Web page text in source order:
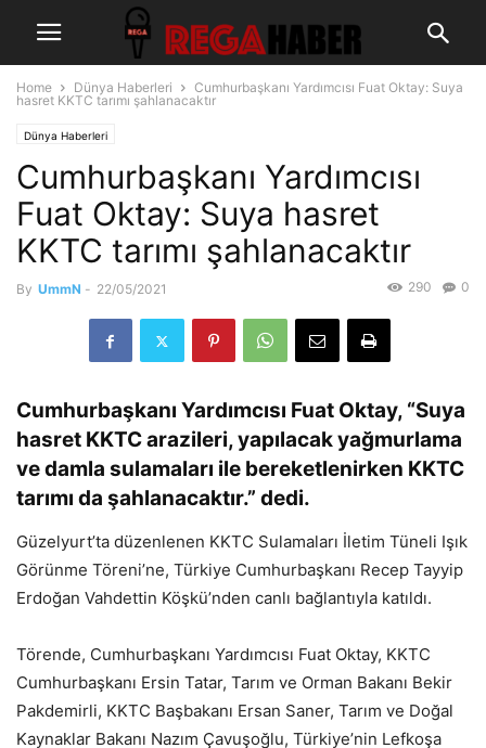
Home Dünya Haberleri
Cumhurbaşkanı Yardımcısı Fuat Oktay: Suya
hasret KKTC tarımı şahlanacaktır
Dünya Haberleri
Cumhurbaşkanı Yardımcısı
Fuat Oktay: Suya hasret
KKTC tarımı şahlanacaktır
By UmmN - 22/05/2021 0
290
Cumhurbaşkanı Yardımcısı Fuat Oktay, “Suya
hasret KKTC arazileri, yapılacak yağmurlama
ve damla sulamaları ile bereketlenirken KKTC
tarımı da şahlanacaktır.” dedi.
Güzelyurt’ta düzenlenen KKTC Sulamaları İletim Tüneli Işık
Görünme Töreni’ne, Türkiye Cumhurbaşkanı Recep Tayyip
Erdoğan Vahdettin Köşkü’nden canlı bağlantıyla katıldı.
Törende, Cumhurbaşkanı Yardımcısı Fuat Oktay, KKTC
Cumhurbaşkanı Ersin Tatar, Tarım ve Orman Bakanı Bekir
Pakdemirli, KKTC Başbakanı Ersan Saner, Tarım ve Doğal
Kaynaklar Bakanı Nazım Çavuşoğlu, Türkiye’nin Lefkoşa